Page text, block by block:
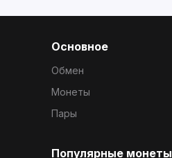
Основное
Обмен
Монеты
Пары
Популярные монеты